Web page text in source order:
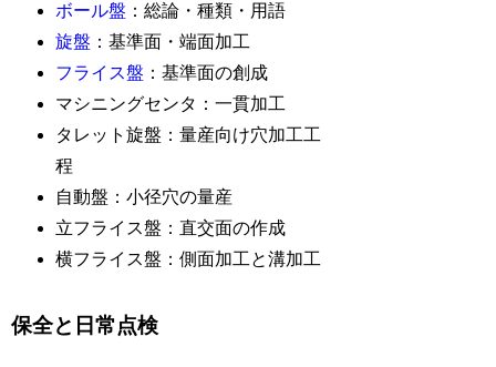
ボール盤 ：総論・種類・用語
旋盤 ：基準面・端面加工
フライス盤 ：基準面の創成
マシニングセンタ：一貫加工
タレット旋盤：量産向け穴加工工
程
自動盤：小径穴の量産
立フライス盤：直交面の作成
横フライス盤：側面加工と溝加工
保全と日常点検